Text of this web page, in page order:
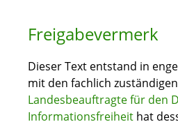
Freigabevermerk
Dieser Text entstand in
mit den fachlich
Landesbeauftragte für den
Informationsfreiheit hat